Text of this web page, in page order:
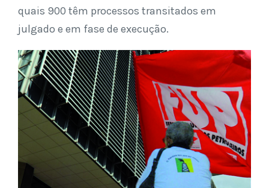
quais 900 têm processos transitados em
julgado e em fase de execução.